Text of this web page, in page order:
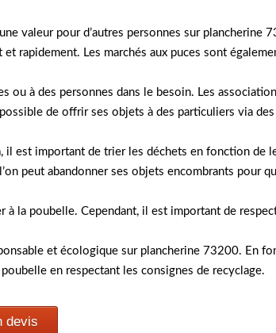
valeur pour d’autres personnes sur plancherine
rapidement. Les marchés aux puces sont
à des personnes dans le besoin. Les
de offrir ses objets à des particuliers via
est important de trier les déchets en fonction de
peut abandonner ses objets encombrants pour
la poubelle. Cependant, il est important de
et écologique sur plancherine 73200. En
en respectant les consignes de recyclage.
devis